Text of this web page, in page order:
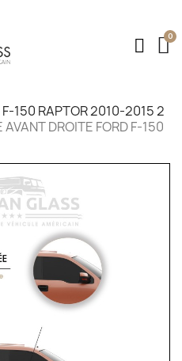
F-150 RAPTOR 2010-2015 2
AVANT DROITE FORD F-150